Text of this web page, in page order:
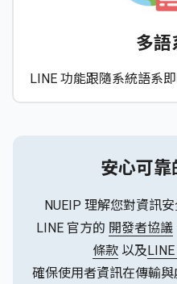
多語
LINE 功能跟隨系統語系
安心可靠
NUEIP 理解您對資訊
LINE 官方的 開發者協議
條款 以及
確保使用者資訊在傳輸